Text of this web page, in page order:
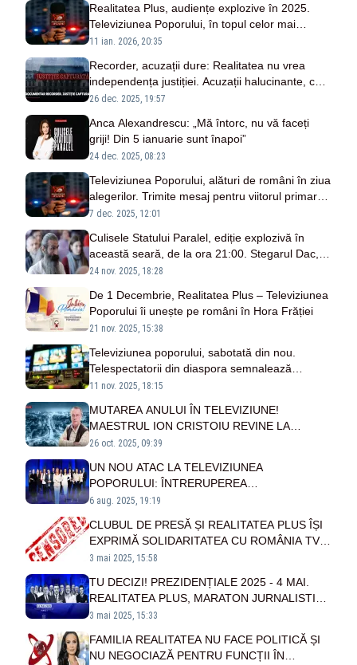
Realitatea Plus, audiențe explozive în 2025.
Televiziunea Poporului, în topul celor mai
urmărite 3 posturi de știri
11 ian. 2026, 20:35
Recorder, acuzații dure: Realitatea nu vrea
independența justiției. Acuzații halucinante, cum
ripostează presa rezistă
26 dec. 2025, 19:57
Anca Alexandrescu: „Mă întorc, nu vă faceți
griji! Din 5 ianuarie sunt înapoi”
24 dec. 2025, 08:23
Televiziunea Poporului, alături de români în ziua
alegerilor. Trimite mesaj pentru viitorul primar
pe WhatsApp la: 0730.555.014
7 dec. 2025, 12:01
Culisele Statului Paralel, ediție explozivă în
această seară, de la ora 21:00. Stegarul Dac,
mărturii cutremurătoare în direct la Televiziunea
24 nov. 2025, 18:28
De 1 Decembrie, Realitatea Plus – Televiziunea
Poporului îi unește pe români în Hora Frăției
21 nov. 2025, 15:38
Televiziunea poporului, sabotată din nou.
Telespectatorii din diaspora semnalează
probleme cu semnalul Realitatea PLUS
11 nov. 2025, 18:15
MUTAREA ANULUI ÎN TELEVIZIUNE!
MAESTRUL ION CRISTOIU REVINE LA
TELEVIZIUNEA POPORULUI - VIDEO
26 oct. 2025, 09:39
UN NOU ATAC LA TELEVIZIUNEA
POPORULUI: ÎNTRERUPEREA
PROGRAMULUI. REALITATEA ADERANJAT
6 aug. 2025, 19:19
CLUBUL DE PRESĂ ȘI REALITATEA PLUS ÎȘI
EXPRIMĂ SOLIDARITATEA CU ROMÂNIA TV
ÎN URMA DECIZIEI ABUZIVE A CNA
3 mai 2025, 15:58
TU DECIZI! PREZIDENȚIALE 2025 - 4 MAI.
REALITATEA PLUS, MARATON JURNALISTIC:
DATE ÎN TIMP REAL DIN TOATE TABERELE
SONDAJ AVANGARDE
3 mai 2025, 15:33
FAMILIA REALITATEA NU FACE POLITICĂ ȘI
NU NEGOCIAZĂ PENTRU FUNCȚII ÎN